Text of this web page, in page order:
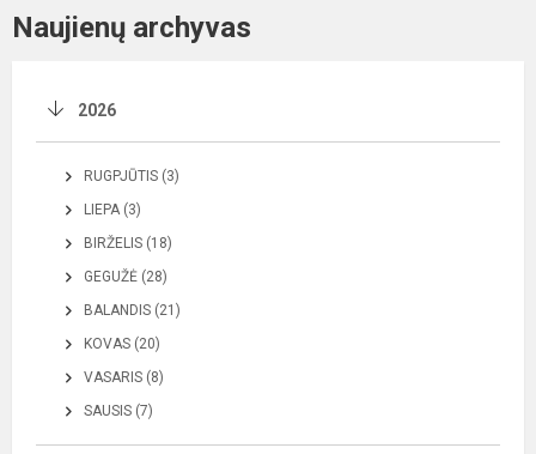
Naujienų archyvas
2026
RUGPJŪTIS (3)
LIEPA (3)
BIRŽELIS (18)
GEGUŽĖ (28)
BALANDIS (21)
KOVAS (20)
VASARIS (8)
SAUSIS (7)